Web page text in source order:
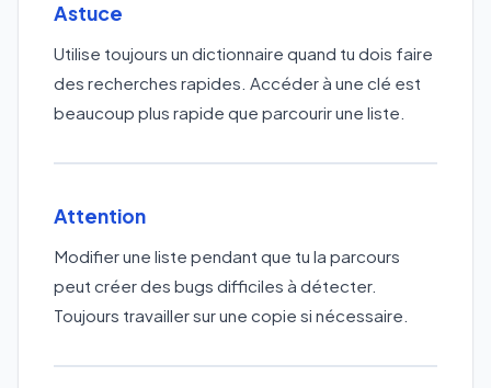
Astuce
Utilise toujours un dictionnaire quand tu dois faire
des recherches rapides. Accéder à une clé est
beaucoup plus rapide que parcourir une liste.
Attention
Modifier une liste pendant que tu la parcours
peut créer des bugs difficiles à détecter.
Toujours travailler sur une copie si nécessaire.